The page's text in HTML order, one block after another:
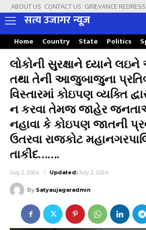
ABOUT US CONTACT US GRIEVANCE
सत्य उजागर न्यूज़
Home Country State Politics
લોકોની સુરક્ષાને ધ્યાને
તથા તેની આજુબાજુના
વિસ્તારમાં કોઇપણ વ્યક્તિ
ન કરવા તેમજ જાહેર
નહાવા કે કોઇપણ જાતની
ઉતરવા રાજકોટ
તાકીદ…….
July 2, 2024 Updated: July 2, 2024
By Satyaujagaradmin